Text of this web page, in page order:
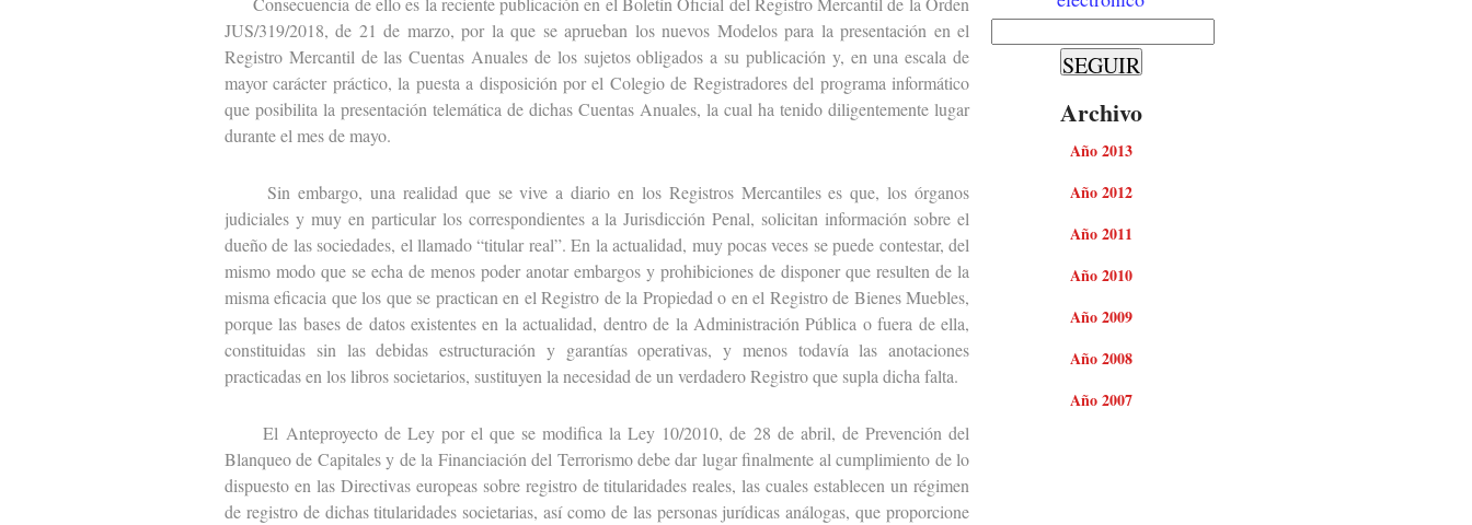
JUS/319/2018, de 21 de marzo, por la que se aprueban los nuevos Modelos para la presentación en el
Registro Mercantil de las Cuentas Anuales de los sujetos obligados a su publicación y, en una escala de
mayor carácter práctico, la puesta a disposición por el Colegio de Registradores del programa informático
que posibilita la presentación telemática de dichas Cuentas Anuales, la cual ha tenido diligentemente lugar
durante el mes de mayo.
Sin embargo, una realidad que se vive a diario en los Registros Mercantiles es que, los órganos
judiciales y muy en particular los correspondientes a la Jurisdicción Penal, solicitan información sobre el
dueño de las sociedades, el llamado “titular real”. En la actualidad, muy pocas veces se puede contestar, del
mismo modo que se echa de menos poder anotar embargos y prohibiciones de disponer que resulten de la
misma eficacia que los que se practican en el Registro de la Propiedad o en el Registro de Bienes Muebles,
porque las bases de datos existentes en la actualidad, dentro de la Administración Pública o fuera de ella,
constituidas sin las debidas estructuración y garantías operativas, y menos todavía las anotaciones
practicadas en los libros societarios, sustituyen la necesidad de un verdadero Registro que supla dicha falta.
El Anteproyecto de Ley por el que se modifica la Ley 10/2010, de 28 de abril, de Prevención del
Blanqueo de Capitales y de la Financiación del Terrorismo debe dar lugar finalmente al cumplimiento de lo
dispuesto en las Directivas europeas sobre registro de titularidades reales, las cuales establecen un régimen
de registro de dichas titularidades societarias, así como de las personas jurídicas análogas, que proporcione
Archivo
Año 2013
Año 2012
Año 2011
Año 2010
Año 2009
Año 2008
Año 2007